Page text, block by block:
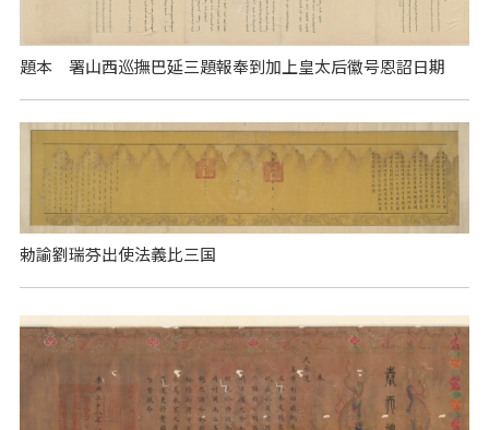
題本 署山西巡撫巴延三題報奉到加上皇太后徽号恩詔日期
勅諭劉瑞芬出使法義比三国